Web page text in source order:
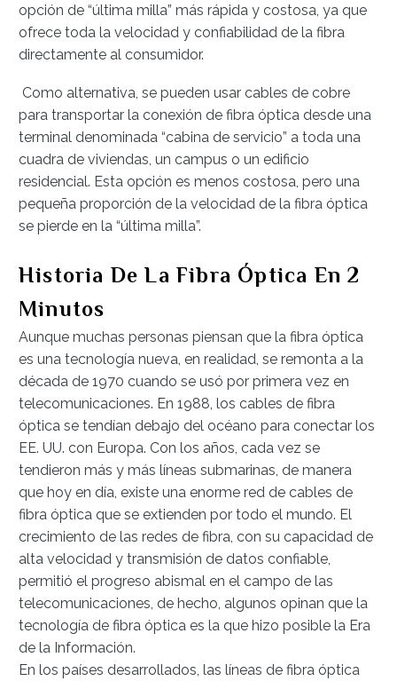
opción de “última milla” más rápida y costosa, ya que
ofrece toda la velocidad y confiabilidad de la fibra
directamente al consumidor.
Como alternativa, se pueden usar cables de cobre
para transportar la conexión de fibra óptica desde una
terminal denominada “cabina de servicio” a toda una
cuadra de viviendas, un campus o un edificio
residencial. Esta opción es menos costosa, pero una
pequeña proporción de la velocidad de la fibra óptica
se pierde en la “última milla”.
Historia De La Fibra Óptica En 2
Minutos
Aunque muchas personas piensan que la fibra óptica
es una tecnología nueva, en realidad, se remonta a la
década de 1970 cuando se usó por primera vez en
telecomunicaciones. En 1988, los cables de fibra
óptica se tendían debajo del océano para conectar los
EE. UU. con Europa. Con los años, cada vez se
tendieron más y más líneas submarinas, de manera
que hoy en día, existe una enorme red de cables de
fibra óptica que se extienden por todo el mundo. El
crecimiento de las redes de fibra, con su capacidad de
alta velocidad y transmisión de datos confiable,
permitió el progreso abismal en el campo de las
telecomunicaciones, de hecho, algunos opinan que la
tecnología de fibra óptica es la que hizo posible la Era
de la Información.
En los países desarrollados, las líneas de fibra óptica